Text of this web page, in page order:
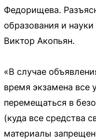
Федорищева.
образования и
Виктор Акопьян.
«В случае
время экзамена все
перемещаться в
(куда все средства
материалы